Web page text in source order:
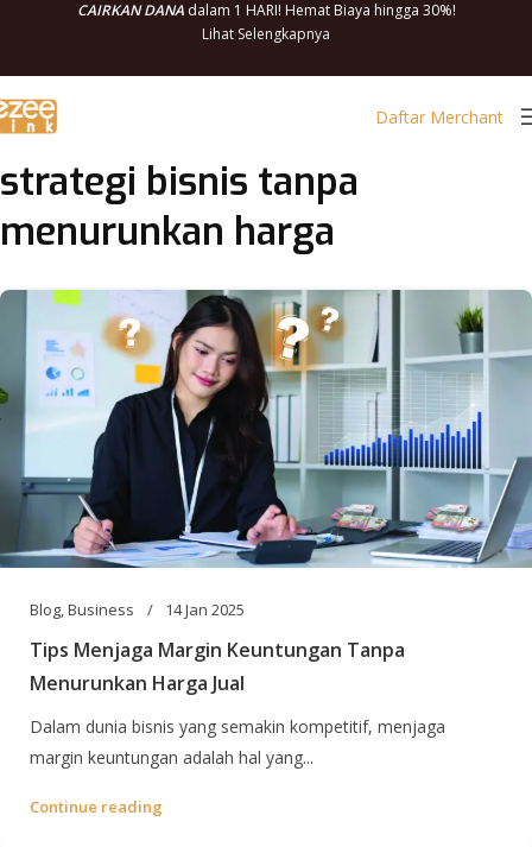
CAIRKAN DANAdalam 1 HARI! Hemat Biaya hingga 30%!
Lihat Selengkapnya
Daftar Merchant
strategi bisnis tanpa
menurunkan harga
Blog,Business 14 Jan 2025
Tips Menjaga Margin Keuntungan Tanpa
Menurunkan Harga Jual
Dalam dunia bisnis yang semakin kompetitif, menjaga
margin keuntungan adalah hal yang...
Continue reading